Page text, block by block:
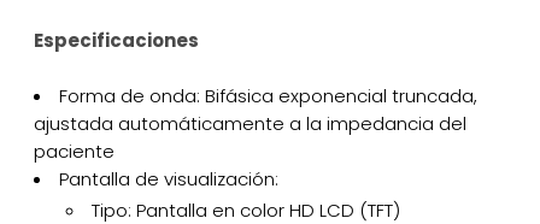
Especificaciones
Forma de onda: Bifásica exponencial truncada,
ajustada automáticamente a la impedancia del
paciente
Pantalla de visualización:
Tipo: Pantalla en color HD LCD (TFT)